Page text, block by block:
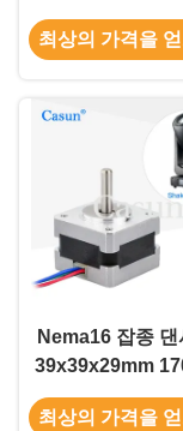
단계
최상의 가격을
Nema16 잡종 댄
39x39x29mm
갱구 24mm는 주
아서 만듭니
최상의 가격을